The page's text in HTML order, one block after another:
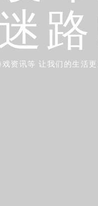
资讯等 让我们的生活